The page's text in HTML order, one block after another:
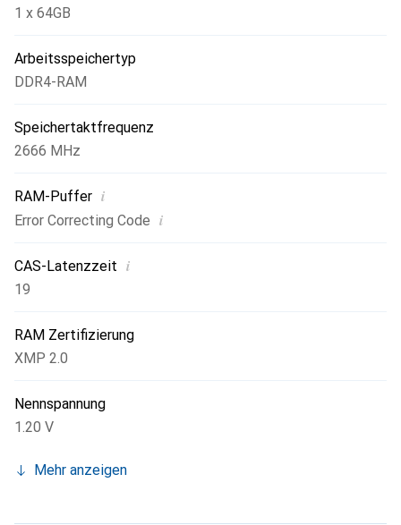
1 x 64GB
Arbeitsspeichertyp
DDR4-RAM
Speichertaktfrequenz
2666 MHz
RAM-Puffer i
Error Correcting Code i
CAS-Latenzzeit i
19
RAM Zertifizierung
XMP 2.0
Nennspannung
1.20 V
Mehr anzeigen